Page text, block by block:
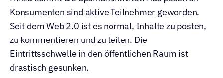
Konsumenten sind aktive Teilnehmer geworden.
Seit dem Web 2.0 ist es normal, Inhalte zu posten,
zu kommentieren und zu teilen. Die
Eintrittsschwelle in den öffentlichen Raum ist
drastisch gesunken.